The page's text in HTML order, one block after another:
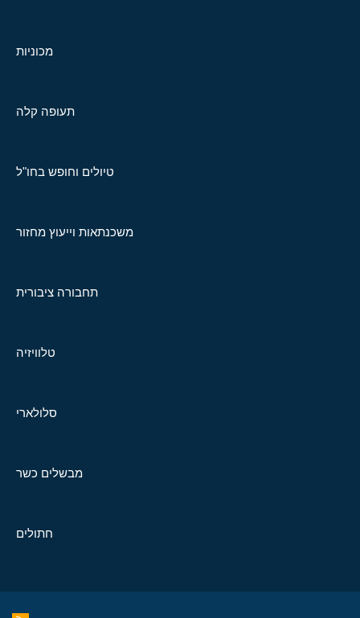
מכוניות
תעופה קלה
טיולים וחופש בחו"ל
משכנתאות וייעוץ מחזור
תחבורה ציבורית
טלוויזיה
סלולארי
מבשלים כשר
חתולים